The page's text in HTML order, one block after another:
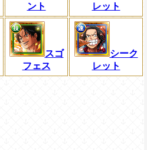
ント
レット
スゴ
フェス
シーク
レット